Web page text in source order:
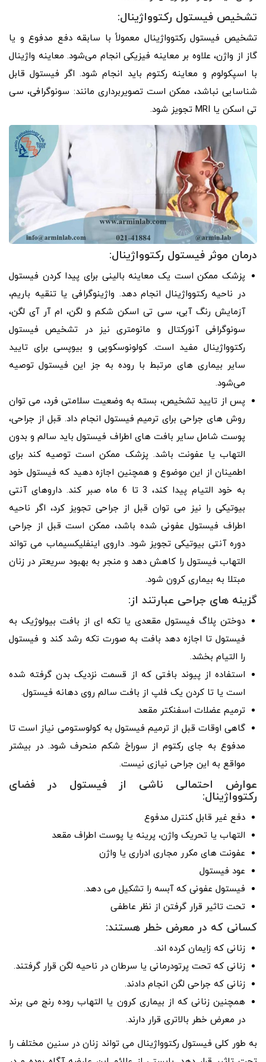
تشخیص فیستول رکتوواژینال:
تشخیص فیستول رکتوواژینال معمولاً با سابقه دفع مدفوع و یا
گاز از واژن، علاوه بر معاینه فیزیکی انجام می‌شود. معاینه واژینال
با اسپکولوم و معاینه رکتوم باید انجام شود. اگر فیستول قابل
شناسایی نباشد، ممکن است تصویربرداری مانند: سونوگرافی، سی
تی اسکن یا MRI تجویز شود.
درمان موثر فیستول رکتوواژینال:
پزشک ممکن است یک معاینه بالینی برای پیدا کردن فیستول
در ناحیه رکتوواژینال انجام دهد. واژینوگرافی یا تنقیه باریم،
آزمایش رنگ آبی، سی تی اسکن شکم و لگن، ام آر آی لگن،
سونوگرافی آنورکتال و مانومتری نیز در تشخیص فیستول
رکتوواژینال مفید است. کولونوسکوپی و بیوپسی برای تایید
سایر بیماری های مرتبط با روده به جز این فیستول توصیه
می‌شود.
پس از تایید تشخیص، بسته به وضعیت سلامتی فرد، می توان
روش های جراحی برای ترمیم فیستول انجام داد. قبل از جراحی،
پوست شامل سایر بافت های اطراف فیستول باید سالم و بدون
التهاب یا عفونت باشد. پزشک ممکن است توصیه کند برای
اطمینان از این موضوع و همچنین اجازه دهید که فیستول خود
به خود التیام پیدا کند، 3 تا 6 ماه صبر کند. داروهای آنتی
بیوتیکی را نیز می توان قبل از جراحی تجویز کرد، اگر ناحیه
اطراف فیستول عفونی شده باشد، ممکن است قبل از جراحی
دوره آنتی بیوتیکی تجویز شود. داروی اینفلیکسیماب می تواند
التهاب فیستول را کاهش دهد و منجر به بهبود سریعتر در زنان
مبتلا به بیماری کرون شود.
گزینه های جراحی عبارتند از:
دوختن پلاگ فیستول مقعدی یا تکه ای از بافت بیولوژیک به
فیستول تا اجازه دهد بافت به صورت تکه رشد کند و فیستول
را التیام بخشد.
استفاده از پیوند بافتی که از قسمت نزدیک بدن گرفته شده
است یا تا کردن یک فلپ از بافت سالم روی دهانه فیستول.
ترمیم عضلات اسفنکتر مقعد
گاهی اوقات قبل از ترمیم فیستول به کولوستومی نیاز است تا
مدفوع به جای رکتوم از سوراخ شکم منحرف شود. در بیشتر
مواقع به این جراحی نیازی نیست.
عوارض احتمالی ناشی از فیستول در فضای
رکتوواژینال:
دفع غیر قابل کنترل مدفوع
التهاب یا تحریک واژن، پرینه یا پوست اطراف مقعد
عفونت های مکرر مجاری ادراری یا واژن
عود فیستول
فیستول عفونی که آبسه را تشکیل می دهد.
تحت تاثیر قرار گرفتن از نظر عاطفی
کسانی که در معرض خطر هستند:
زنانی که زایمان کرده اند.
زنانی که تحت پرتودرمانی یا سرطان در ناحیه لگن قرار گرفتند.
زنانی که جراحی لگن انجام دادند.
همچنین زنانی که از بیماری کرون یا التهاب روده رنج می برند
در معرض خطر بالاتری قرار دارند.
به طور کلی فیستول رکتوواژینال می تواند زنان در سنین مختلف را